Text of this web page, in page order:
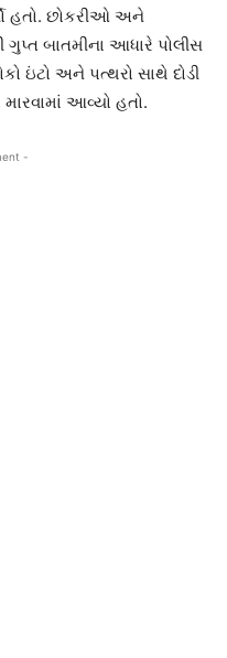
હતો. છોકરીઓ અને
ગુપ્ત બાતમીના આધારે પોલીસ
ઇંટો અને પત્થરો સાથે દોડી
આવ્યો હતો.
-